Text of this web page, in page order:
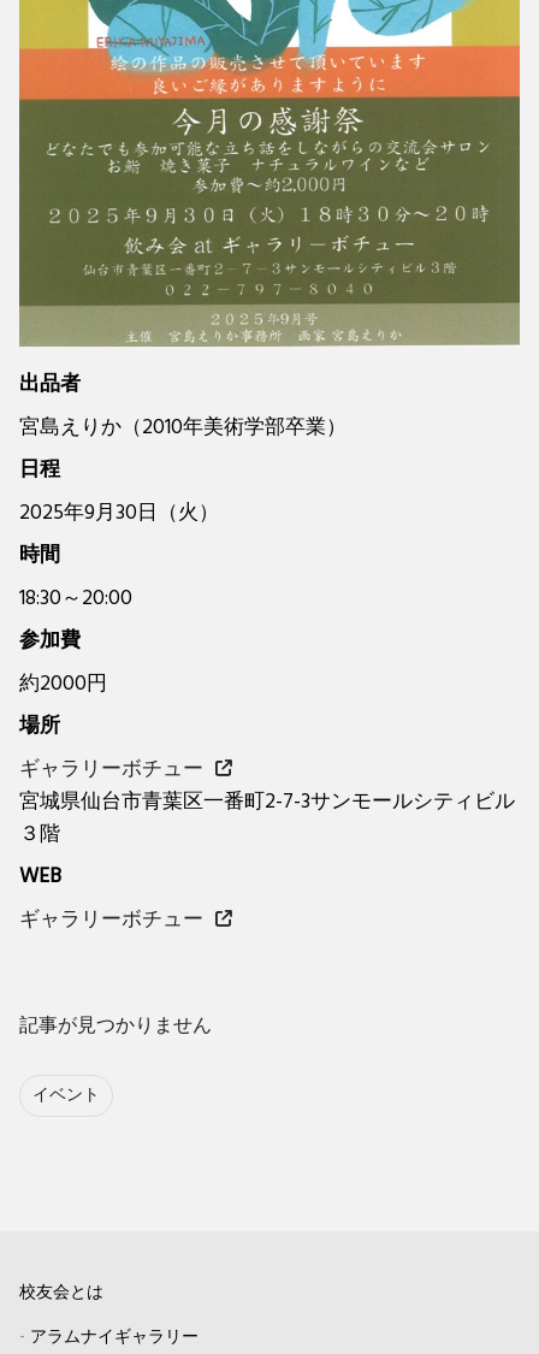
出品者
宮島えりか（2010年美術学部卒業）
日程
2025年9月30日（火）
時間
18:30～20:00
参加費
約2000円
場所
ギャラリーボチュー
宮城県仙台市青葉区一番町2-7-3サンモールシティビル
３階
WEB
ギャラリーボチュー
記事が見つかりません
イベント
校友会とは
- アラムナイギャラリー